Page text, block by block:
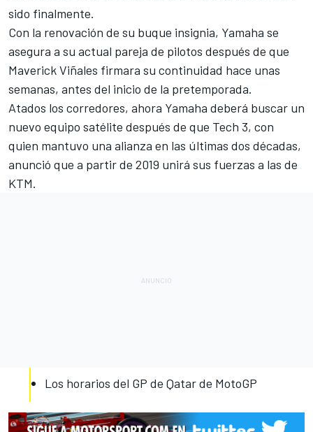
sido finalmente.
Con la renovación de su buque insignia, Yamaha se
asegura a su actual pareja de pilotos después de que
Maverick Viñales firmara su continuidad hace unas
semanas, antes del inicio de la pretemporada.
Atados los corredores, ahora Yamaha deberá buscar un
nuevo equipo satélite después de que Tech 3, con
quien mantuvo una alianza en las últimas dos décadas,
anunció que a partir de 2019 unirá sus fuerzas a las de
KTM.
Los horarios del GP de Qatar de MotoGP